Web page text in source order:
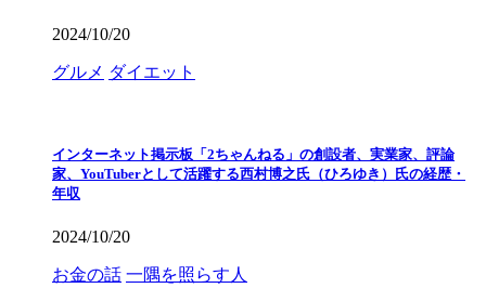
2024/10/20
グルメ ダイエット
インターネット掲示板「2ちゃんねる」の創設者、実業家、評論
家、YouTuberとして活躍する西村博之氏（ひろゆき）氏の経歴・
年収
2024/10/20
お金の話 一隅を照らす人